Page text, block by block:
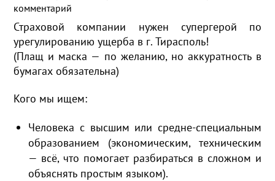
комментарий
Страховой компании нужен супергерой по
урегулированию ущерба в г. Тирасполь!
(Плащ и маска — по желанию, но аккуратность в
бумагах обязательна)
Кого мы ищем:
Человека с высшим или средне-специальным
образованием (экономическим, техническим
— всё, что помогает разбираться в сложном и
объяснять простым языком).